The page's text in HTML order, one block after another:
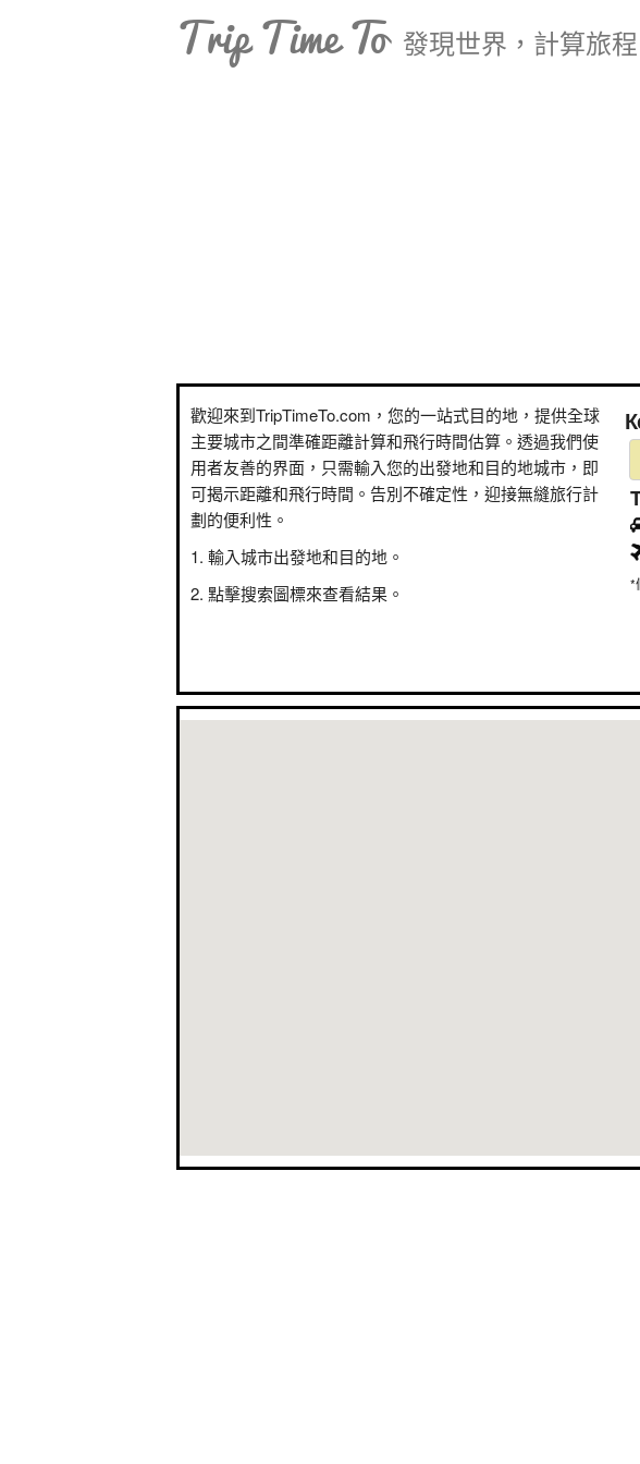
Trip Time To 發現世界，計算旅程
歡迎來到TripTimeTo.com，您的一站式目的地，提供全球
主要城市之間準確距離計算和飛行時間估算。透過我們使
用者友善的界面，只需輸入您的出發地和目的地城市，即
可揭示距離和飛行時間。告別不確定性，迎接無縫旅行計
劃的便利性。
輸入城市出發地和目的地。
點擊搜索圖標來查看結果。
*